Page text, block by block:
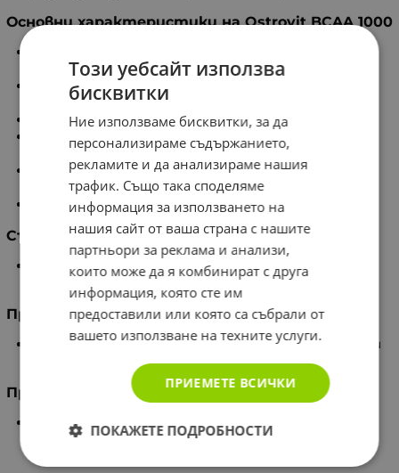
Основни характеристики на Ostrovit BCAA 1000
натоварване;
Подкрепя процесите за изграждане на чиста
мускулна маса;
Спомага за опазване на мускулната тъкан;
време на натоварване;
Намалява усещането за физическа и психическа
умора след тренировка;
Подобрява тонуса и кондицията.
Съставки
L-Левцин, L-Изолевцин, L-Валин, Капсула (Желатин,
Продуктът може да съдържа
Мляко (включително лактоза), соя, фъстъци, други
ядки, сусам, овесени ядки, яйца, ракообразни, риба.
Предназначение
Допринася за възстановяване на мускулатурата
след натоварване и нормален енергиен
Този уебсайт използва
бисквитки
Ние използваме бисквитки, за да
персонализираме съдържанието,
рекламите и да анализираме нашия
трафик. Също така споделяме
информация за използването на
нашия сайт от ваша страна с нашите
партньори за реклама и анализи,
които може да я комбинират с друга
информация, която сте им
предоставили или която са събрали от
вашето използване на техните услуги.
ПРИЕМЕТЕ ВСИЧКИ
ПОКАЖЕТЕ ПОДРОБНОСТИ